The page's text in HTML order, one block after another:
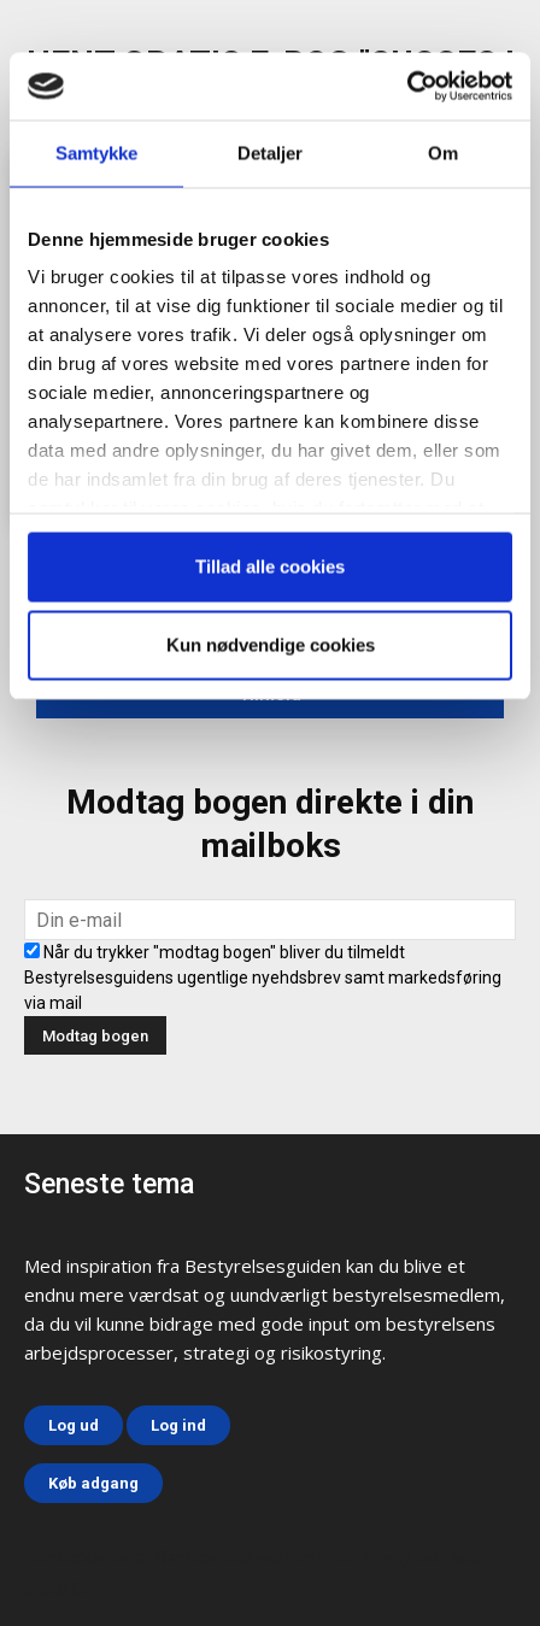
Samtykke Detaljer Om
Denne hjemmeside bruger cookies
Vi bruger cookies til at tilpasse vores indhold og
annoncer, til at vise dig funktioner til sociale medier og til
at analysere vores trafik. Vi deler også oplysninger om
din brug af vores website med vores partnere inden for
sociale medier, annonceringspartnere og
analysepartnere. Vores partnere kan kombinere disse
data med andre oplysninger, du har givet dem, eller som
de har indsamlet fra din brug af deres tjenester. Du
anvende vores hjemmeside.
Tillad alle cookies
Kun nødvendige cookies
HENT GRATIS E-BOG "SUCCES I
EN DANSK BESTYRELSE"
ugentlige nyhedsbrev samt markedsføring via mail.
Tilmeld
Modtag bogen direkte i din
mailboks
Når du trykker "modtag bogen" bliver du tilmeldt
Bestyrelsesguidens ugentlige nyehdsbrev samt markedsføring
via mail
Seneste tema
Med inspiration fra Bestyrelsesguiden kan du blive et
endnu mere værdsat og uundværligt bestyrelsesmedlem,
da du vil kunne bidrage med gode input om bestyrelsens
arbejdsprocesser, strategi og risikostyring.
Log ud Log ind
Køb adgang